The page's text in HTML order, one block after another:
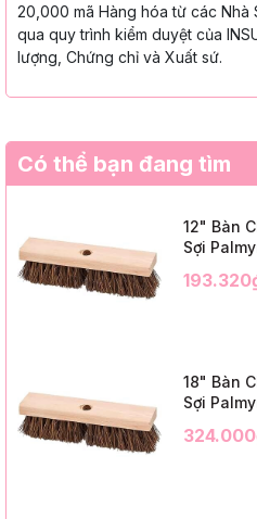
20,000 mã Hàng hóa từ các Nhà
qua quy trình kiểm duyệt của
lượng, Chứng chỉ và Xuất sứ.
Có thể bạn đang tìm
12" Bàn
Sợi
Trim)
18" Bàn
Sợi
Trim)